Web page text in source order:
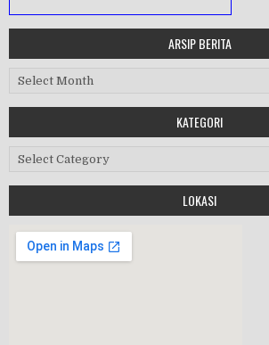
Workshop Perangkat 2019
HALAL BIHALAL
ARSIP BERITA
Arsip Berita
KATEGORI
Kategori
LOKASI